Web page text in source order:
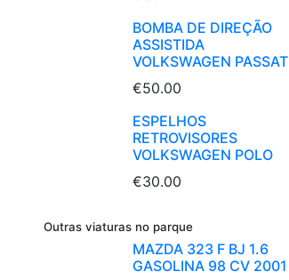
BOMBA DE DIREÇÃO
ASSISTIDA
VOLKSWAGEN PASSAT
€50.00
ESPELHOS
RETROVISORES
VOLKSWAGEN POLO
€30.00
Outras viaturas no parque
MAZDA 323 F BJ 1.6
GASOLINA 98 CV 2001